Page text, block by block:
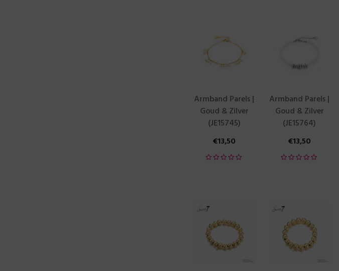
Armband Parels |
Goud & Zilver
(JE15745)
€13,50
Armband Parels |
Goud & Zilver
(JE15764)
€13,50